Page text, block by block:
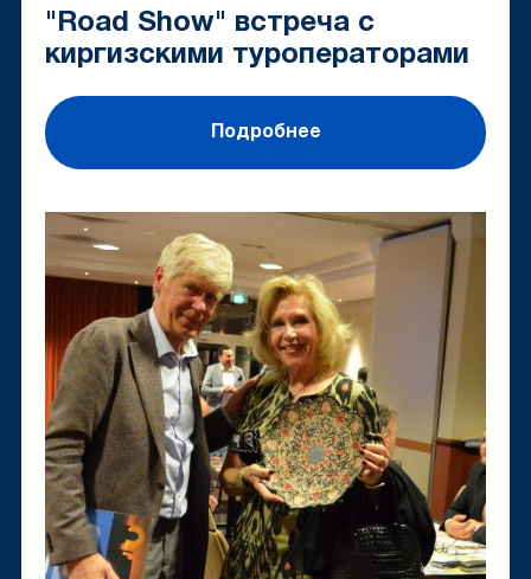
"Road Show" встреча с
киргизскими туроператорами
Подробнее